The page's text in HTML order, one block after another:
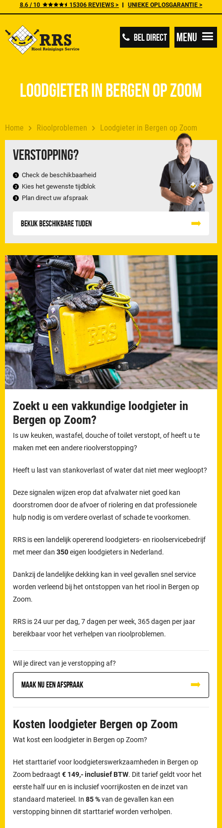
8.6 / 10 15306 REVIEWS > UNIEKE OPLOSGARANTIE >
BEL DIRECT Menu
Home Rioolproblemen Loodgieter in Bergen op Zoom
Verstopping?
Check de beschikbaarheid
Kies het gewenste tijdblok
Plan direct uw afspraak
Bekijk beschikbare tijden
Loodgieter in Bergen op Zoom
Zoekt u een vakkundige loodgieter in
Bergen op Zoom?
Is uw keuken, wastafel, douche of toilet verstopt, of heeft u te
maken met een andere rioolverstopping?
Heeft u last van stankoverlast of water dat niet meer wegloopt?
Deze signalen wijzen erop dat afvalwater niet goed kan
doorstromen door de afvoer of riolering en dat professionele
hulp nodig is om verdere overlast of schade te voorkomen.
RRS is een landelijk opererend loodgieters- en rioolservicebedrijf
met meer dan350eigen loodgieters in Nederland.
Dankzij de landelijke dekking kan in veel gevallen snel service
worden verleend bij het ontstoppen van het riool in Bergen op
Zoom.
RRS is 24 uur per dag, 7 dagen per week, 365 dagen per jaar
bereikbaar voor het verhelpen van rioolproblemen.
Wil je direct van je verstopping af?
Maak nu een afspraak
Kosten loodgieter Bergen op Zoom
Wat kost een loodgieter in Bergen op Zoom?
Het starttarief voor loodgieterswerkzaamheden in Bergen op
Zoom bedraagt€ 149,- inclusief BTW. Dit tarief geldt voor het
eerste half uur en is inclusief voorrijkosten en de inzet van
standaard materieel. In85 %van de gevallen kan een
verstopping binnen dit starttarief worden verholpen.